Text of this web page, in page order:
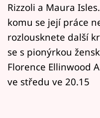
Přihlášení
Sledujte nás
Rizzoli a Maura
komu se její práce
rozlousknete další
se s pionýrkou
Florence Ellinwood
ve středu ve 20.15